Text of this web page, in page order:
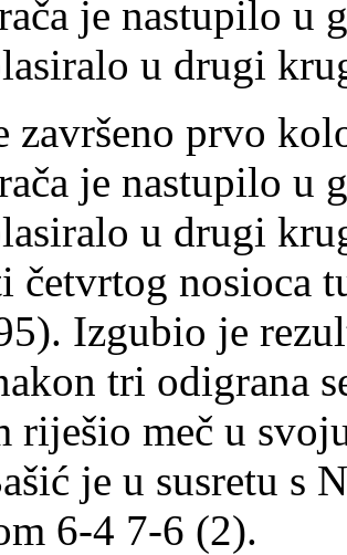
je nastupilo u
u drugi
završeno prvo
je nastupilo u
u drugi
četvrtog nosioca
Izgubio je
tri odigrana
riješio meč u
je u susretu s
6-4 7-6 (2).